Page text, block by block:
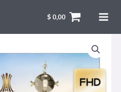
$ 0,00